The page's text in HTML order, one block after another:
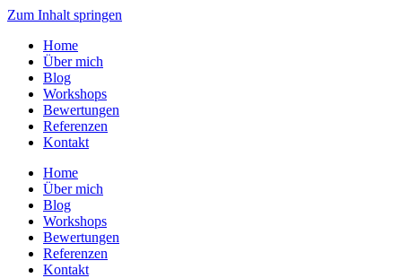
Zum Inhalt springen
Home
Über mich
Blog
Workshops
Bewertungen
Referenzen
Kontakt
Home
Über mich
Blog
Workshops
Bewertungen
Referenzen
Kontakt